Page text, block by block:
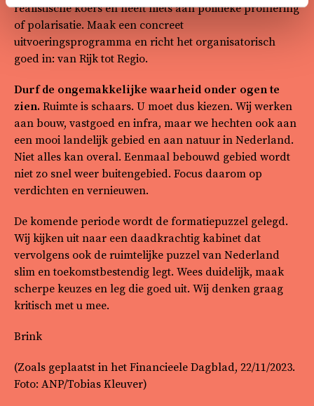
realistische koers en heeft niets aan politieke profilering
of polarisatie. Maak een concreet
uitvoeringsprogramma en richt het organisatorisch
goed in: van Rijk tot Regio.
Durf de ongemakkelijke waarheid onder ogen te
zien. Ruimte is schaars. U moet dus kiezen. Wij werken
aan bouw, vastgoed en infra, maar we hechten ook aan
een mooi landelijk gebied en aan natuur in Nederland.
Niet alles kan overal. Eenmaal bebouwd gebied wordt
niet zo snel weer buitengebied. Focus daarom op
verdichten en vernieuwen.
De komende periode wordt de formatiepuzzel gelegd.
Wij kijken uit naar een daadkrachtig kabinet dat
vervolgens ook de ruimtelijke puzzel van Nederland
slim en toekomstbestendig legt. Wees duidelijk, maak
scherpe keuzes en leg die goed uit. Wij denken graag
kritisch met u mee.
Brink
(Zoals geplaatst in het Financieele Dagblad, 22/11/2023.
Foto: ANP/Tobias Kleuver)